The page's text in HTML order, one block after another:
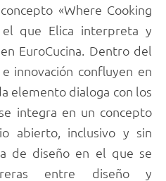
«Where Cooking
el que Elica interpreta y
EuroCucina. Dentro del
innovación confluyen en
elemento dialoga con los
integra en un concepto
abierto, inclusivo y sin
de diseño en el que se
entre diseño y